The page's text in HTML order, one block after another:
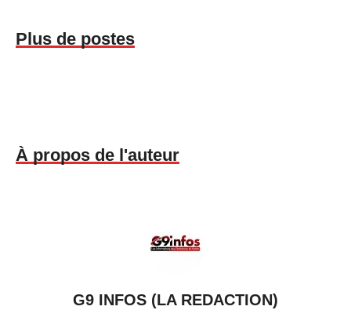
Plus de postes
À propos de l'auteur
G9 INFOS (LA REDACTION)